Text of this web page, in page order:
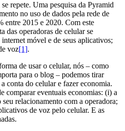
repete. Uma pesquisa da Pyramid
no uso de dados pela rede de
entre 2015 e 2020. Com este
das operadoras de celular se
móvel e de seus aplicativos;
voz[1].
de usar o celular, nós – como
para o blog – podemos tirar
conta do celular e fazer economia.
comparar eventuais economias: (i) a
relacionamento com a operadora;
de voz pelo celular. E as